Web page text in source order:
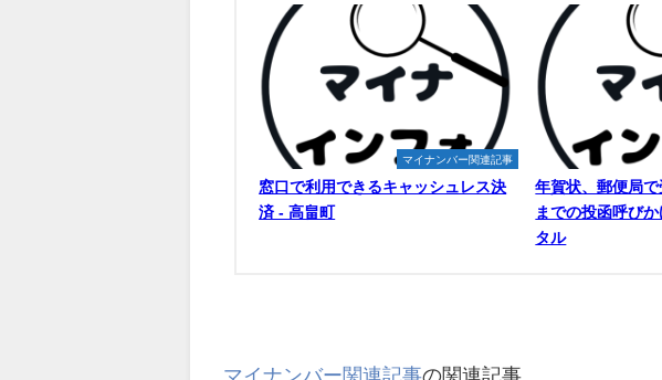
マイナンバー関連記事
窓口で利用できるキャッシュレス決
済 - 高畠町
年賀状、郵便局
までの投函呼び
タル
マイナンバー関連記事の関連記事